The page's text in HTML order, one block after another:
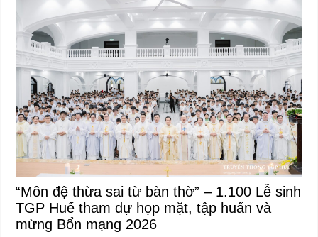
“Môn đệ thừa sai từ bàn thờ” – 1.100 Lễ sinh
TGP Huế tham dự họp mặt, tập huấn và
mừng Bổn mạng 2026